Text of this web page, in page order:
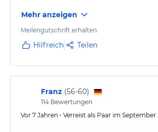
gutes Frühstücksbuffet und sehr
Personal.
Mehr anzeigen
Meilengutschrift erhalten
Hilfreich Teilen
Franz (56-60)
114 Bewertungen
Vor 7 Jahren • Verreist als Paar im September